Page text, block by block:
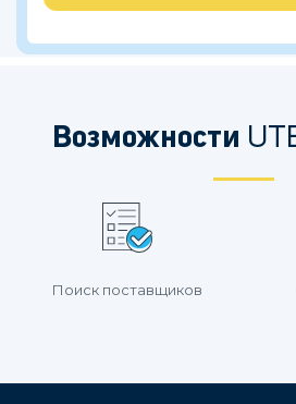
Возможности
Поиск поставщиков